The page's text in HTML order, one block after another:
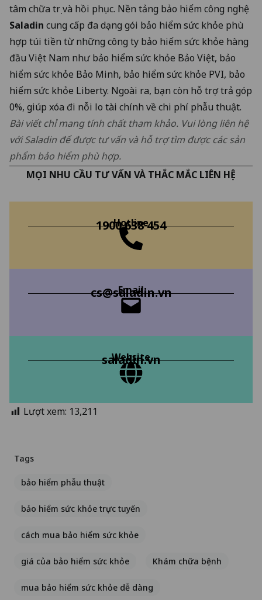
tâm chữa trị và hồi phục. Nền tảng bảo hiểm công nghệ
Saladin cung cấp đa dạng gói bảo hiểm sức khỏe phù
hợp túi tiền từ những công ty bảo hiểm sức khỏe hàng
đầu Việt Nam như bảo hiểm sức khỏe Bảo Việt, bảo
hiểm sức khỏe Bảo Minh, bảo hiểm sức khỏe PVI, bảo
hiểm sức khỏe Liberty. Ngoài ra, bạn còn hỗ trợ trả góp
0%, giúp xóa đi nỗi lo tài chính về chi phí phẫu thuật.
Bài viết chỉ mang tính chất tham khảo. Vui lòng liên hệ
với Saladin để được tư vấn và hỗ trợ tìm được các sản
phẩm bảo hiểm phù hợp.
MỌI NHU CẦU TƯ VẤN VÀ THẮC MẮC LIÊN HỆ
Hotline
1900 638 454
Email
cs@saladin.vn
Website
saladin.vn
Lượt xem: 13,211
Tags
bảo hiểm phẫu thuật
bảo hiểm sức khỏe trực tuyến
cách mua bảo hiểm sức khỏe
giá của bảo hiểm sức khỏe Khám chữa bệnh
mua bảo hiểm sức khỏe dễ dàng